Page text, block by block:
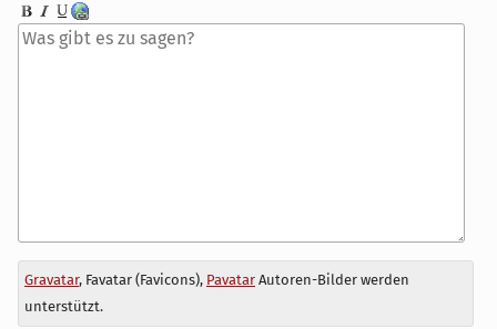
Antwort
zu
Gravatar, Favatar (Favicons), PavatarAutoren-Bilder werden
unterstützt.